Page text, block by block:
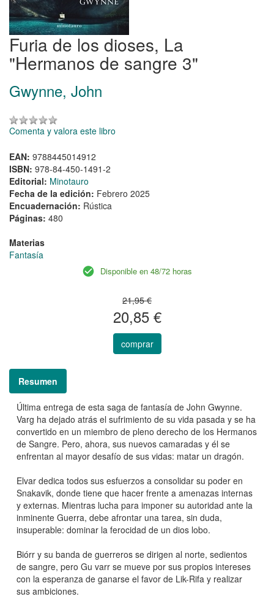
Furia de los dioses, La
"Hermanos de sangre 3"
Gwynne, John
Comenta y valora este libro
EAN: 9788445014912
ISBN: 978-84-450-1491-2
Editorial: Minotauro
Fecha de la edición: Febrero 2025
Encuadernación: Rústica
Páginas: 480
Materias
Fantasía
Disponible en 48/72 horas
21,95 €
20,85 €
comprar
Resumen
Última entrega de esta saga de fantasía de John Gwynne.
Varg ha dejado atrás el sufrimiento de su vida pasada y se ha
convertido en un miembro de pleno derecho de los Hermanos
de Sangre. Pero, ahora, sus nuevos camaradas y él se
enfrentan al mayor desafío de sus vidas: matar un dragón.
Elvar dedica todos sus esfuerzos a consolidar su poder en
Snakavik, donde tiene que hacer frente a amenazas internas
y externas. Mientras lucha para imponer su autoridad ante la
inminente Guerra, debe afrontar una tarea, sin duda,
insuperable: dominar la ferocidad de un dios lobo.
Biórr y su banda de guerreros se dirigen al norte, sedientos
de sangre, pero Gu varr se mueve por sus propios intereses
con la esperanza de ganarse el favor de Lik-Rifa y realizar
sus ambiciones.